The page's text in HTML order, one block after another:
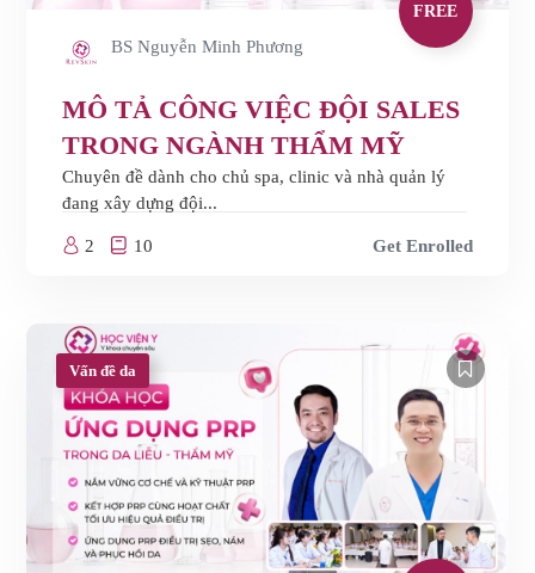
FREE
BS Nguyễn Minh Phương
MÔ TẢ CÔNG VIỆC ĐỘI SALES
TRONG NGÀNH THẨM MỸ
Chuyên đề dành cho chủ spa, clinic và nhà quản lý
đang xây dựng đội...
2 10 Get Enrolled
Vấn đề da